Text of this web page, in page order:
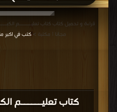
كتاب تعليــــــم
مجانا | مكتبة >كتب في اكبر